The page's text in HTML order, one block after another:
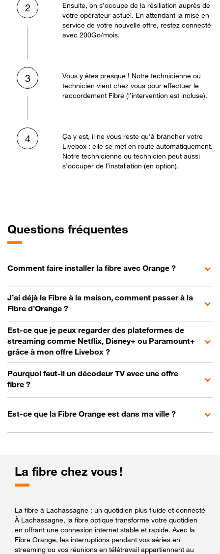
2
Ensuite, on s’occupe de la résiliation auprès de
votre opérateur actuel. En attendant la mise en
service de votre nouvelle offre, restez connecté
avec 200Go/mois.
3
Vous y êtes presque ! Notre technicienne ou
technicien vient chez vous pour effectuer le
raccordement Fibre (l’intervention est incluse).
4
Ça y est, il ne vous reste qu’à brancher votre
Livebox : elle se met en route automatiquement.
Notre technicienne ou technicien peut aussi
s’occuper de l’installation (en option).
Questions fréquentes
Comment faire installer la fibre avec Orange ?
J’ai déjà la Fibre à la maison, comment passer à la
Fibre d’Orange ?
Est-ce que je peux regarder des plateformes de
streaming comme Netflix, Disney+ ou Paramount+
grâce à mon offre Livebox ?
Pourquoi faut-il un décodeur TV avec une offre
fibre ?
Est-ce que la Fibre Orange est dans ma ville ?
La fibre chez vous !
La fibre à Lachassagne : un quotidien plus fluide et connecté
À Lachassagne, la fibre optique transforme votre quotidien
en offrant une connexion internet stable et rapide. Avec la
Fibre Orange, les interruptions pendant vos séries en
streaming ou vos réunions en télétravail appartiennent au